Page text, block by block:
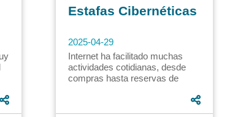
Estafas Cibernéticas
2025-04-29
Internet ha facilitado muchas
actividades cotidianas, desde
compras hasta reservas de